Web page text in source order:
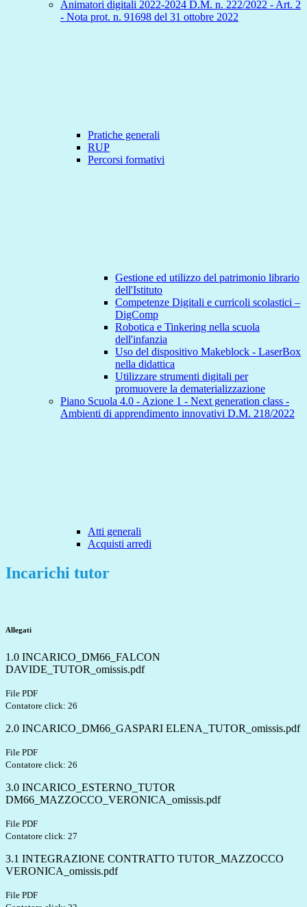
Animatori digitali 2022-2024 D.M. n. 222/2022 - Art. 2
- Nota prot. n. 91698 del 31 ottobre 2022
Pratiche generali
RUP
Percorsi formativi
Gestione ed utilizzo del patrimonio librario
dell'Istituto
Competenze Digitali e curricoli scolastici –
DigComp
Robotica e Tinkering nella scuola
dell'infanzia
Uso del dispositivo Makeblock - LaserBox
nella didattica
Utilizzare strumenti digitali per
promuovere la dematerializzazione
Piano Scuola 4.0 - Azione 1 - Next generation class -
Ambienti di apprendimento innovativi D.M. 218/2022
Atti generali
Acquisti arredi
Incarichi tutor
Allegati
1.0 INCARICO_DM66_FALCON
DAVIDE_TUTOR_omissis.pdf
File PDF
Contatore click: 26
2.0 INCARICO_DM66_GASPARI ELENA_TUTOR_omissis.pdf
File PDF
Contatore click: 26
3.0 INCARICO_ESTERNO_TUTOR
DM66_MAZZOCCO_VERONICA_omissis.pdf
File PDF
Contatore click: 27
3.1 INTEGRAZIONE CONTRATTO TUTOR_MAZZOCCO
VERONICA_omissis.pdf
File PDF